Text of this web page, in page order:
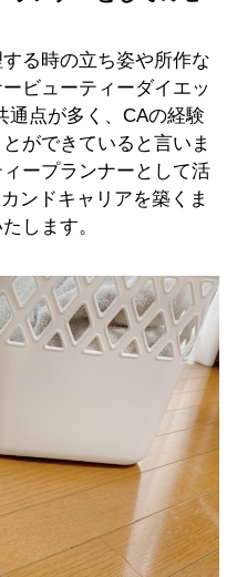
る時の立ち姿や所作な
ビューティーダイエッ
通点が多く、CAの経験
ができていると言いま
ープランナーとして活
ンドキャリアを築くま
します。